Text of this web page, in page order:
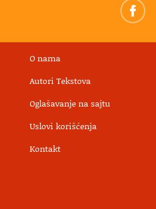
O nama
Autori Tekstova
Oglašavanje na sajtu
Uslovi korišćenja
Kontakt